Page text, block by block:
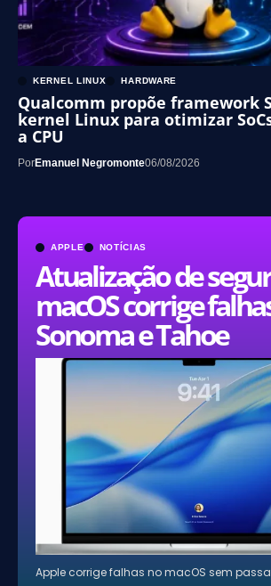
APPLE NOTÍCIAS
Atualização de
macOS corrige
Sonoma e Tahoe
Apple corrige falhas no macOS sem
KERNEL LINUX HARDWARE
Qualcomm propõe framework
kernel Linux para otimizar
a CPU
PorEmanuel Negromonte06/08/2026